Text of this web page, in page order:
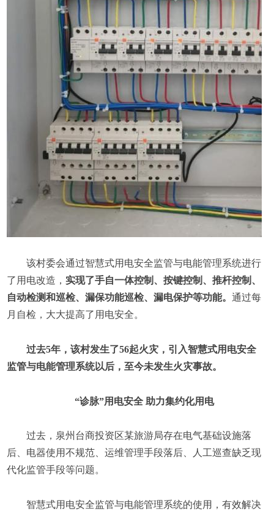
该村委会通过智慧式用电安全监管与电能管理系统进行
了用电改造， 实现了手自一体控制、按键控制、推杆控制、
自动检测和巡检、漏保功能巡检、漏电保护等功能。 通过每
月自检，大大提高了用电安全。
过去5年，该村发生了56起火灾，引入智慧式用电安全
监管与电能管理系统以后，至今未发生火灾事故。
“诊脉”用电安全 助力集约化用电
过去，泉州台商投资区某旅游局存在电气基础设施落
后、电器使用不规范、运维管理手段落后、人工巡查缺乏现
代化监管手段等问题。
智慧式用电安全监管与电能管理系统的使用，有效解决